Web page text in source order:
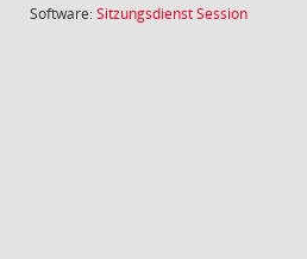
Software:SitzungsdienstSession(Wird in